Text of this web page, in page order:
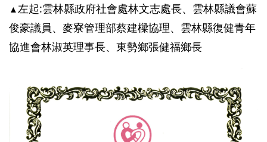
▲左起:雲林縣政府社會處林文志處長、雲林縣議會蘇
俊豪議員、麥寮管理部蔡建樑協理、雲林縣復健青年
協進會林淑英理事長、東勢鄉張健福鄉長